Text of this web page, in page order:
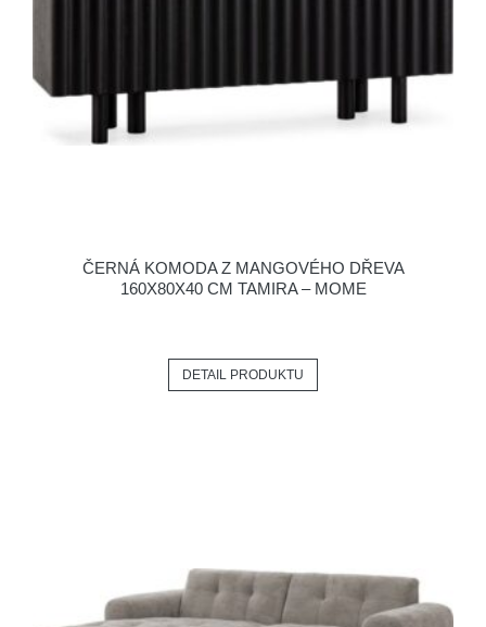
ČERNÁ KOMODA Z MANGOVÉHO DŘEVA
160X80X40 CM TAMIRA – MOME
DETAIL PRODUKTU